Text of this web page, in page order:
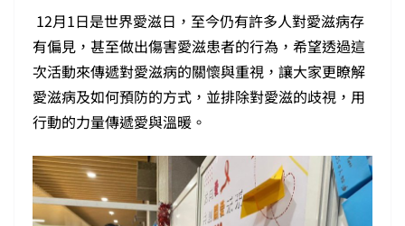
12月1日是世界愛滋日，至今仍有許多人對愛滋病存
有偏見，甚至做出傷害愛滋患者的行為，希望透過這
次活動來傳遞對愛滋病的關懷與重視，讓大家更瞭解
愛滋病及如何預防的方式，並排除對愛滋的歧視，用
行動的力量傳遞愛與溫暖。